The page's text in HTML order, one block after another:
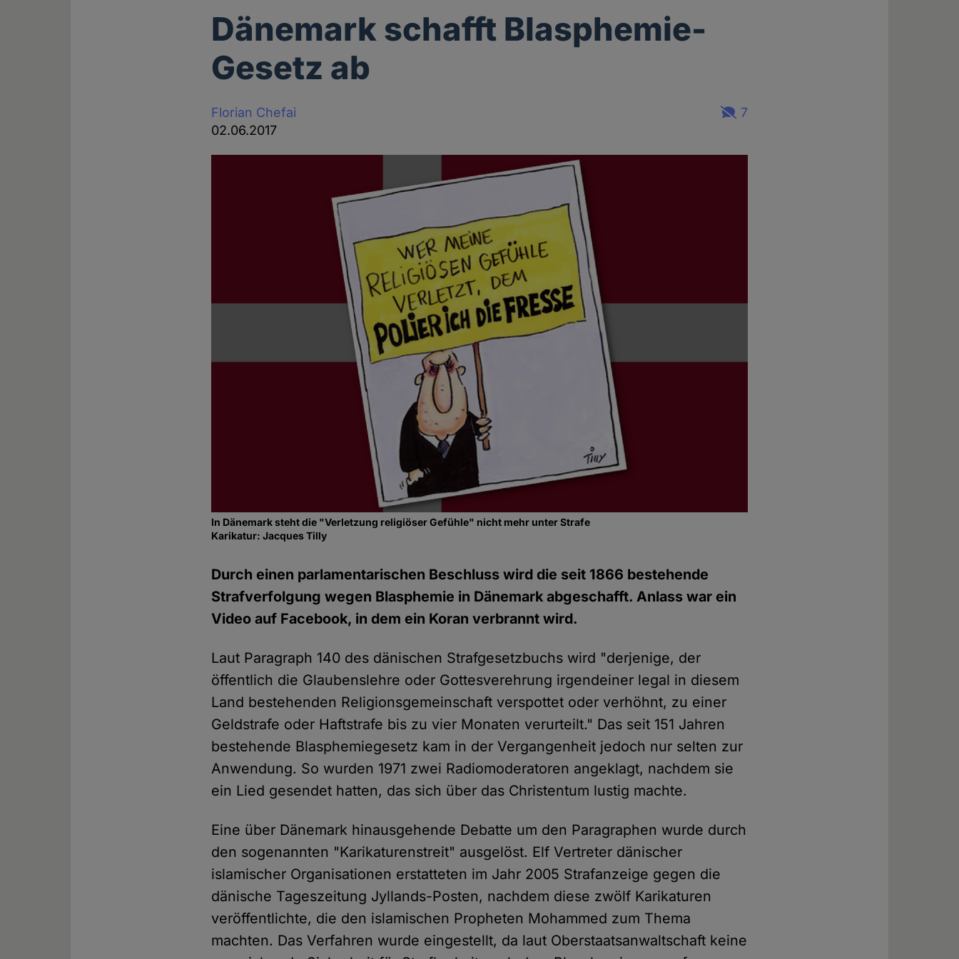
Dänemark schafft Blasphemie-
Gesetz ab
Florian Chefai
02.06.2017
7
In Dänemark steht die "Verletzung religiöser Gefühle" nicht mehr unter Strafe
Karikatur: Jacques Tilly
Durch einen parlamentarischen Beschluss wird die seit 1866 bestehende
Strafverfolgung wegen Blasphemie in Dänemark abgeschafft. Anlass war ein
Video auf Facebook, in dem ein Koran verbrannt wird.
Laut Paragraph 140 des dänischen Strafgesetzbuchs wird "derjenige, der
öffentlich die Glaubenslehre oder Gottesverehrung irgendeiner legal in diesem
Land bestehenden Religionsgemeinschaft verspottet oder verhöhnt, zu einer
Geldstrafe oder Haftstrafe bis zu vier Monaten verurteilt." Das seit 151 Jahren
bestehende Blasphemiegesetz kam in der Vergangenheit jedoch nur selten zur
Anwendung. So wurden 1971 zwei Radiomoderatoren angeklagt, nachdem sie
ein Lied gesendet hatten, das sich über das Christentum lustig machte.
Eine über Dänemark hinausgehende Debatte um den Paragraphen wurde durch
den sogenannten "Karikaturenstreit" ausgelöst. Elf Vertreter dänischer
islamischer Organisationen erstatteten im Jahr 2005 Strafanzeige gegen die
dänische Tageszeitung Jyllands-Posten, nachdem diese zwölf Karikaturen
veröffentlichte, die den islamischen Propheten Mohammed zum Thema
machten. Das Verfahren wurde eingestellt, da laut Oberstaatsanwaltschaft keine